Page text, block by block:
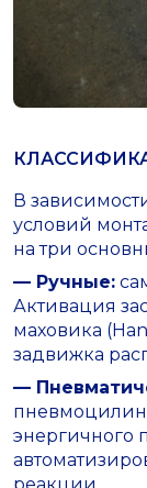
В
условий
на три
— Ручные:
Активация
маховика
задвижка
—
энергичного